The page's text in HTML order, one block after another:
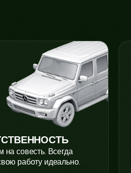
на совесть. Всегда
работу идеально.